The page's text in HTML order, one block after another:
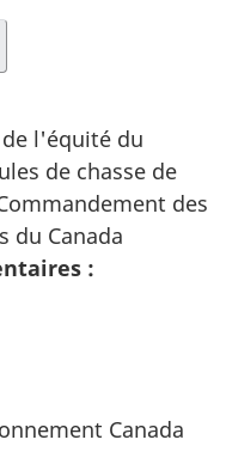
l'équité du
de chasse de
des
du Canada
:
Canada